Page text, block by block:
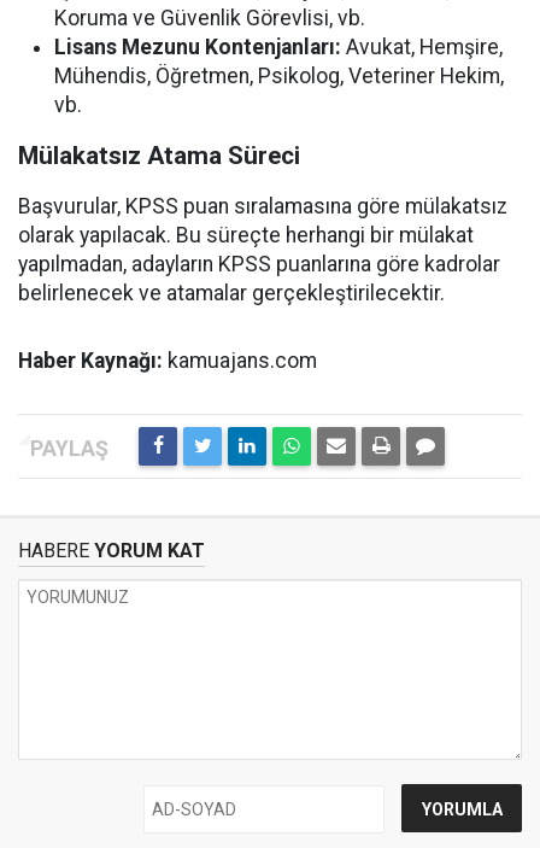
Koruma ve Güvenlik Görevlisi, vb.
Lisans Mezunu Kontenjanları: Avukat, Hemşire,
Mühendis, Öğretmen, Psikolog, Veteriner Hekim,
vb.
Mülakatsız Atama Süreci
Başvurular, KPSS puan sıralamasına göre mülakatsız
olarak yapılacak. Bu süreçte herhangi bir mülakat
yapılmadan, adayların KPSS puanlarına göre kadrolar
belirlenecek ve atamalar gerçekleştirilecektir.
Haber Kaynağı: kamuajans.com
HABERE YORUM KAT